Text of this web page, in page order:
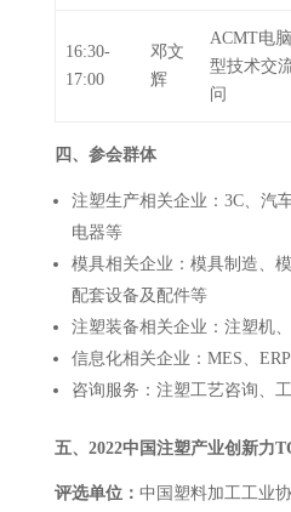
16:30-
17:00
邓文
辉
ACMT电
型技术交
问
四、参会群体
注塑生产相关企业：3C、汽
电器等
模具相关企业：模具制造、
配套设备及配件等
注塑装备相关企业：注塑机
信息化相关企业：MES、
咨询服务：注塑工艺咨询、
五、 2022中国注塑产业创新力
评选单位： 中国塑料加工工业